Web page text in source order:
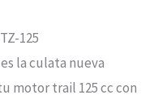
125
es la culata nueva
motor trail 125 cc con